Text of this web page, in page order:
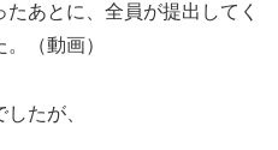
あとに、全員が提出してく
（動画）
たが、